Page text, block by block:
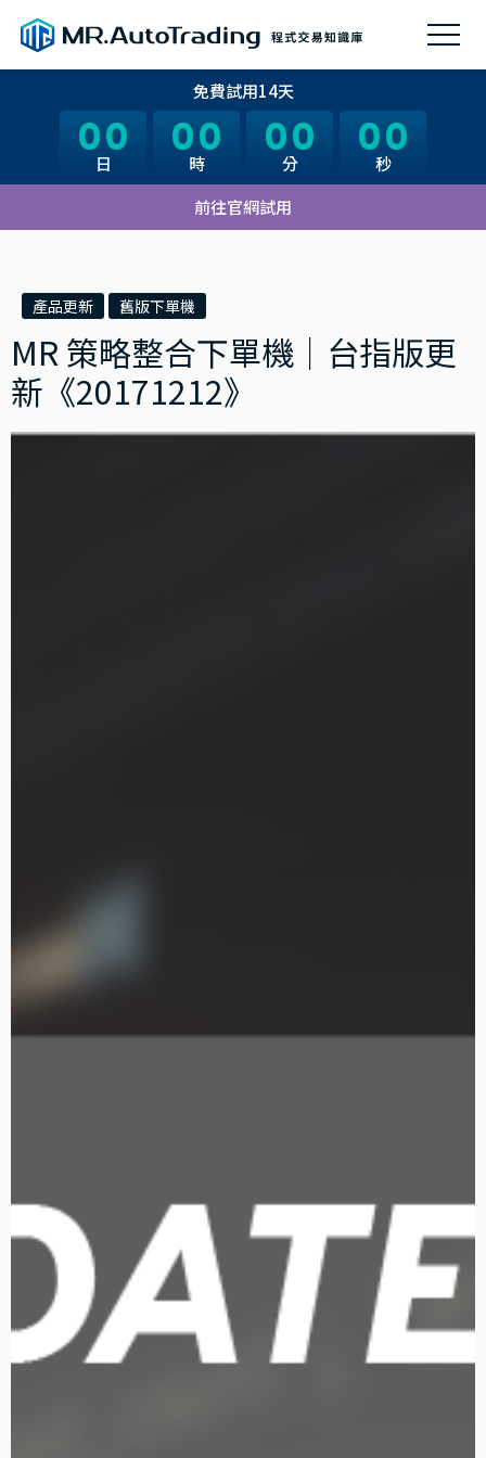
00
日 00
時 00
分 00
秒
前往官網試用
免費試用14天
00
日 00
時 00
分 00
秒
產品更新 舊版下單機
MR 策略整合下單機｜台指版更
新《20171212》